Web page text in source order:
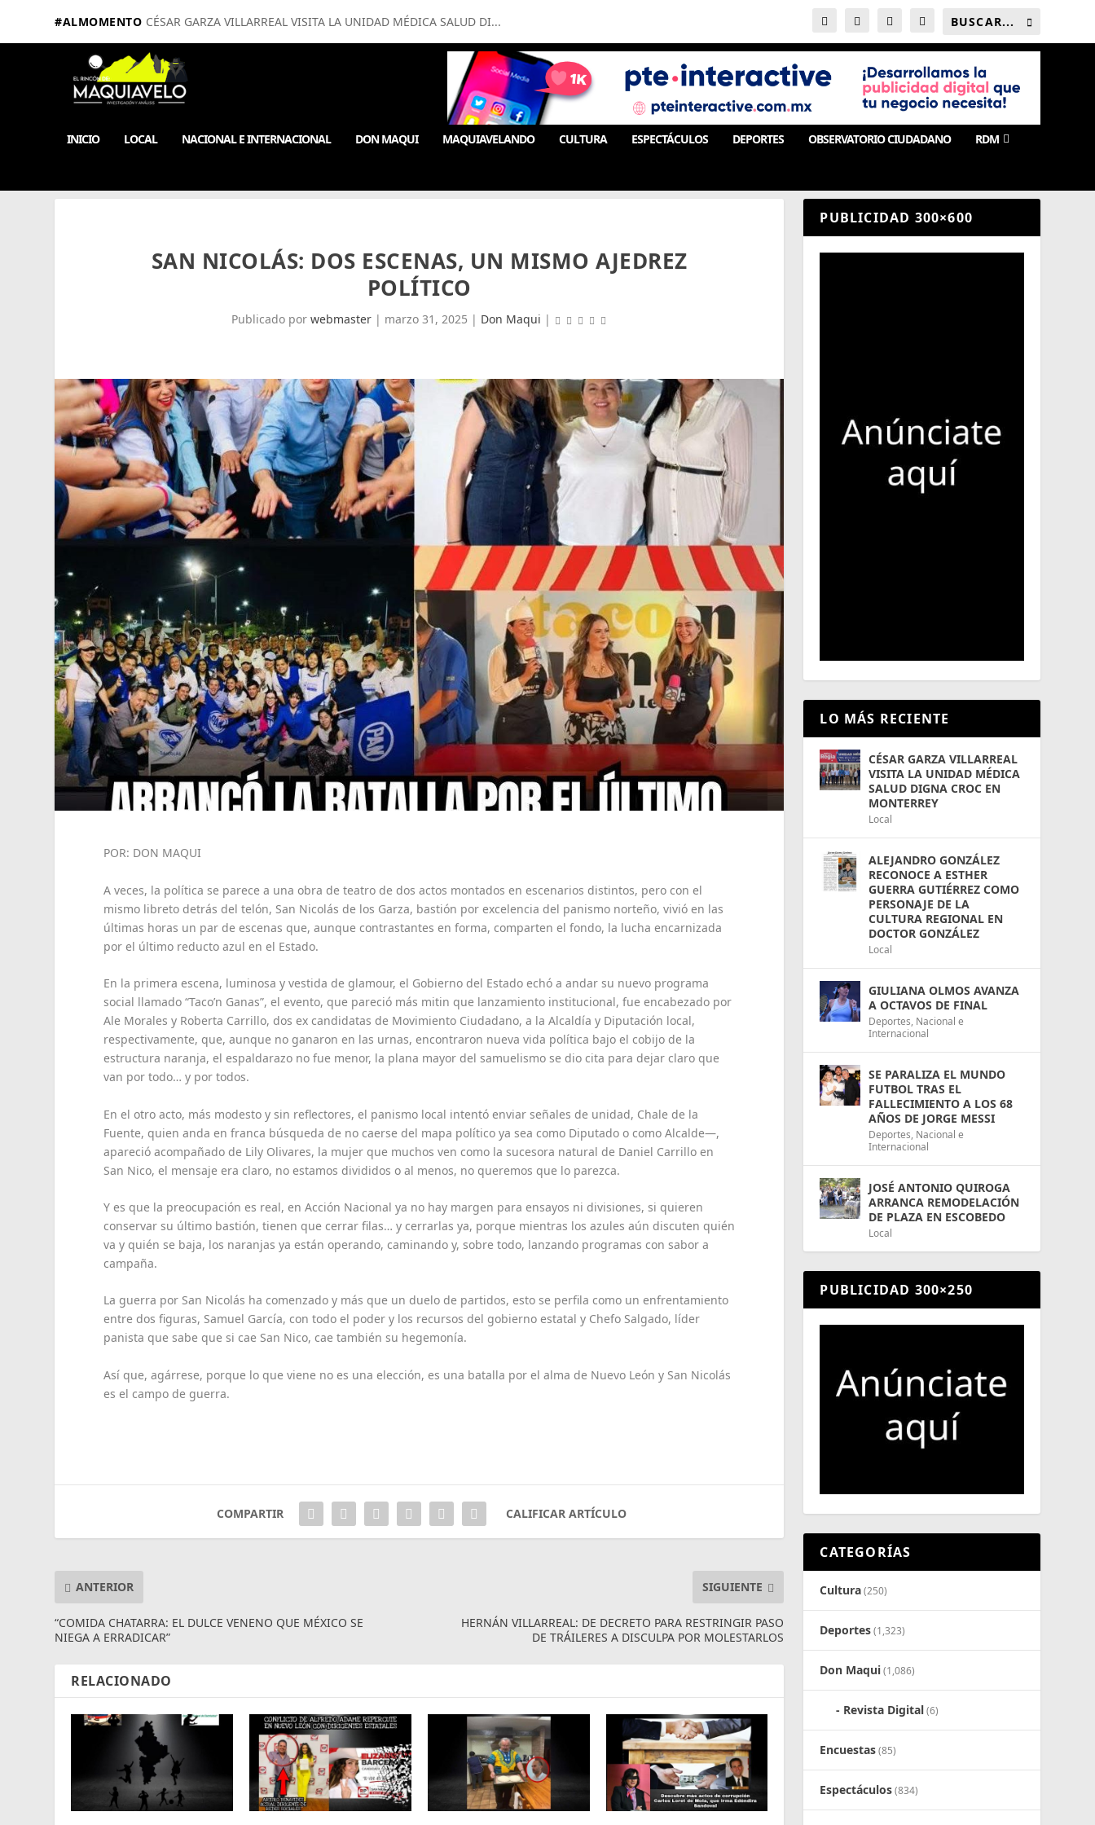
#ALMOMENTO CÉSAR GARZA VILLARREAL VISITA LA UNIDAD MÉDICA SALUD DI...
INICIO LOCAL NACIONAL E INTERNACIONAL DON MAQUI MAQUIAVELANDO CULTURA ESPECTÁCULOS DEPORTES OBSERVATORIO CIUDADANO RDM
SAN NICOLÁS: DOS ESCENAS, UN MISMO AJEDREZ
POLÍTICO
Publicado por webmaster| marzo 31, 2025 | Don Maqui |
POR: DON MAQUI
A veces, la política se parece a una obra de teatro de dos actos montados en escenarios distintos, pero con el
mismo libreto detrás del telón, San Nicolás de los Garza, bastión por excelencia del panismo norteño, vivió en las
últimas horas un par de escenas que, aunque contrastantes en forma, comparten el fondo, la lucha encarnizada
por el último reducto azul en el Estado.
En la primera escena, luminosa y vestida de glamour, el Gobierno del Estado echó a andar su nuevo programa
social llamado “Taco’n Ganas”, el evento, que pareció más mitin que lanzamiento institucional, fue encabezado por
Ale Morales y Roberta Carrillo, dos ex candidatas de Movimiento Ciudadano, a la Alcaldía y Diputación local,
respectivamente, que, aunque no ganaron en las urnas, encontraron nueva vida política bajo el cobijo de la
estructura naranja, el espaldarazo no fue menor, la plana mayor del samuelismo se dio cita para dejar claro que
van por todo… y por todos.
En el otro acto, más modesto y sin reflectores, el panismo local intentó enviar señales de unidad, Chale de la
Fuente, quien anda en franca búsqueda de no caerse del mapa político ya sea como Diputado o como Alcalde—,
apareció acompañado de Lily Olivares, la mujer que muchos ven como la sucesora natural de Daniel Carrillo en
San Nico, el mensaje era claro, no estamos divididos o al menos, no queremos que lo parezca.
Y es que la preocupación es real, en Acción Nacional ya no hay margen para ensayos ni divisiones, si quieren
conservar su último bastión, tienen que cerrar filas… y cerrarlas ya, porque mientras los azules aún discuten quién
va y quién se baja, los naranjas ya están operando, caminando y, sobre todo, lanzando programas con sabor a
campaña.
La guerra por San Nicolás ha comenzado y más que un duelo de partidos, esto se perfila como un enfrentamiento
entre dos figuras, Samuel García, con todo el poder y los recursos del gobierno estatal y Chefo Salgado, líder
panista que sabe que si cae San Nico, cae también su hegemonía.
Así que, agárrese, porque lo que viene no es una elección, es una batalla por el alma de Nuevo León y San Nicolás
es el campo de guerra.
COMPARTIR CALIFICAR ARTÍCULO
ANTERIOR
“COMIDA CHATARRA: EL DULCE VENENO QUE MÉXICO SE
NIEGA A ERRADICAR”
SIGUIENTE
HERNÁN VILLARREAL: DE DECRETO PARA RESTRINGIR PASO
DE TRÁILERES A DISCULPA POR MOLESTARLOS
RELACIONADO
PUBLICIDAD 300×600
LO MÁS RECIENTE
CÉSAR GARZA VILLARREAL
VISITA LA UNIDAD MÉDICA
SALUD DIGNA CROC EN
MONTERREY
Local
ALEJANDRO GONZÁLEZ
RECONOCE A ESTHER
GUERRA GUTIÉRREZ COMO
PERSONAJE DE LA
CULTURA REGIONAL EN
DOCTOR GONZÁLEZ
Local
GIULIANA OLMOS AVANZA
A OCTAVOS DE FINAL
Deportes, Nacional e
Internacional
SE PARALIZA EL MUNDO
FUTBOL TRAS EL
FALLECIMIENTO A LOS 68
AÑOS DE JORGE MESSI
Deportes, Nacional e
Internacional
JOSÉ ANTONIO QUIROGA
ARRANCA REMODELACIÓN
DE PLAZA EN ESCOBEDO
Local
PUBLICIDAD 300×250
CATEGORÍAS
Cultura(250)
Deportes(1,323)
Don Maqui(1,086)
Revista Digital(6)
Encuestas(85)
Espectáculos(834)